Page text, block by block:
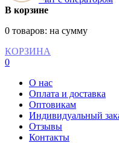
В корзине
0 товаров: на сумму
КОРЗИНА
0
О нас
Оплата и доставка
Оптовикам
Индивидуальный
Отзывы
Контакты